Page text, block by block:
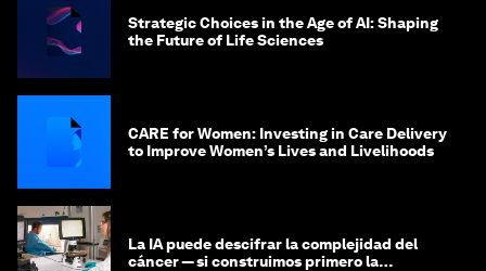
Strategic Choices in the Age of AI: Shaping
the Future of Life Sciences
CARE for Women: Investing in Care Delivery
to Improve Women’s Lives and Livelihoods
La IA puede descifrar la complejidad del
cáncer — si construimos primero la